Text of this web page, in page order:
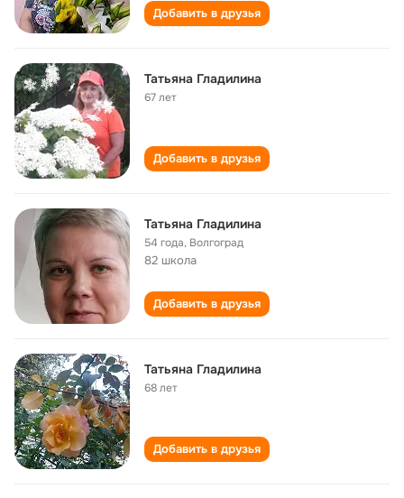
Добавить в друзья
Татьяна Гладилина
67 лет
Добавить в друзья
Татьяна Гладилина
54 года, Волгоград
82 школа
Добавить в друзья
Татьяна Гладилина
68 лет
Добавить в друзья